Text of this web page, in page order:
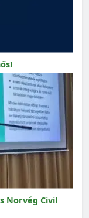
Norvég Civil